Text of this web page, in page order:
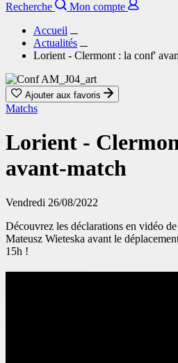
Recherche
Mon compte
Accueil
Actualités
Lorient - Clermont : la conf'
Ajouter aux favoris
Matchs
Lorient -
avant-match
Vendredi 26/08/2022
Découvrez les déclarations en vidéo
Mateusz Wieteska avant le
15h !